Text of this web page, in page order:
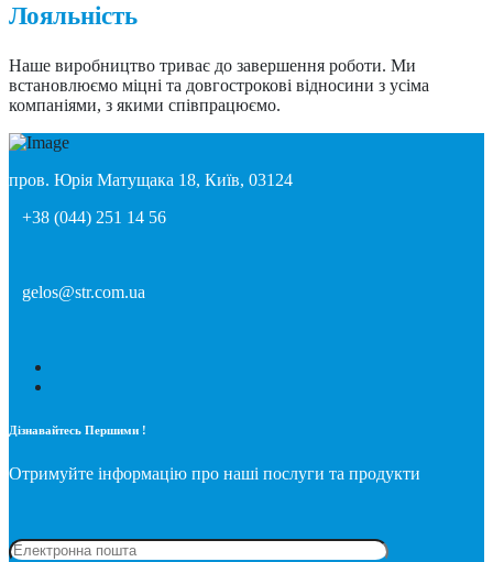
Лояльність
Наше виробництво триває до завершення роботи. Ми
встановлюємо міцні та довгострокові відносини з усіма
компаніями, з якими співпрацюємо.
пров. Юрія Матущака 18, Київ, 03124
+38 (044) 251 14 56
gelos@str.com.ua
Дізнавайтесь Першими !
Отримуйте інформацію про наші послуги та продукти